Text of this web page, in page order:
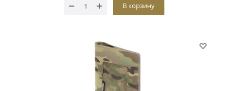
В корзину